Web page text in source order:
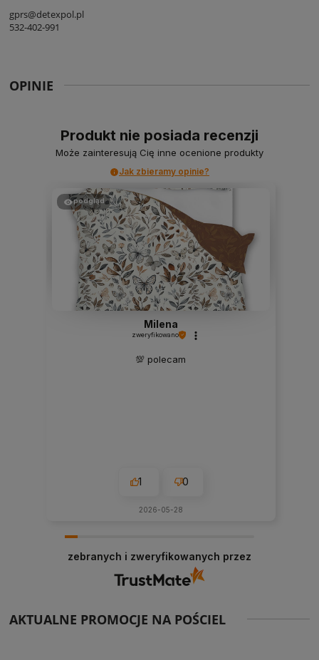
gprs@detexpol.pl
532-402-991
OPINIE
Produkt nie posiada recenzji
Może zainteresują Cię inne ocenione produkty
Jak zbieramy opinie?
podgląd
Milena
zweryfikowano
💯 polecam
1 0
2026-05-28
zebranych i zweryfikowanych przez
AKTUALNE PROMOCJE NA POŚCIEL